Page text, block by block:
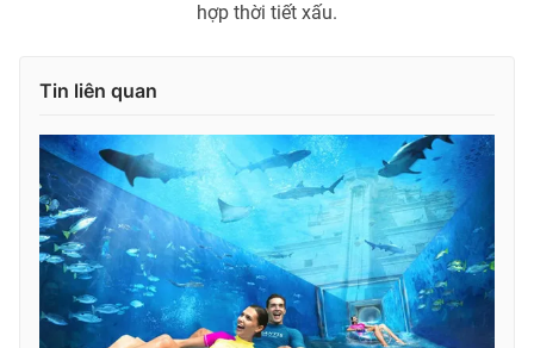
hợp thời tiết xấu.
Tin liên quan